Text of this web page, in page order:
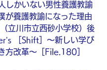
しかいない男性養護教諭
が養護教諭になった理由
（立川市立西砂小学校）後
［Shift］〜新しい学び
方改革〜［File.180］